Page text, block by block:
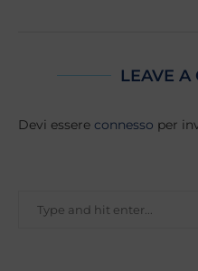
LEAVE A
Devi essere connesso per